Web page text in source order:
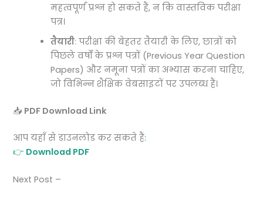
महत्वपूर्ण प्रश्न हो सकते हैं, न कि वास्तविक परीक्षा
पत्र।
तैयारी: परीक्षा की बेहतर तैयारी के लिए, छात्रों को
पिछले वर्षों के प्रश्न पत्रों (Previous Year Question
Papers) और नमूना पत्रों का अभ्यास करना चाहिए,
जो विभिन्न शैक्षिक वेबसाइटों पर उपलब्ध हैं।
📥 PDF Download Link
आप यहाँ से डाउनलोड कर सकते हैं:
👉 Download PDF
Next Post –